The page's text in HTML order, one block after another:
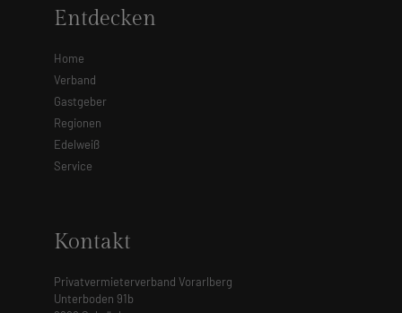
Entdecken
Home
Verband
Gastgeber
Regionen
Edelweiß
Service
Kontakt
Privatvermieterverband Vorarlberg
Unterboden 91b